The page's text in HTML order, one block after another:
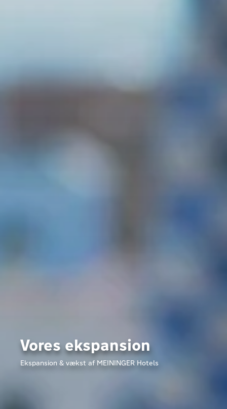
Vores ekspansion
Ekspansion & vækst af MEININGER Hotels